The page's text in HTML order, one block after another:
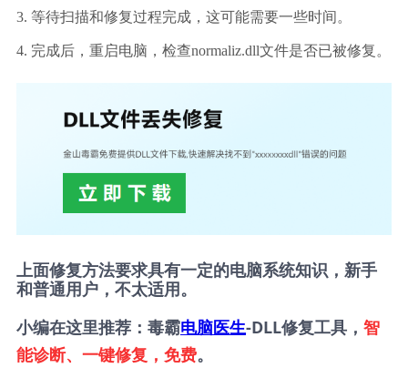
3. 等待扫描和修复过程完成，这可能需要一些时间。
4. 完成后，重启电脑，检查normaliz.dll文件是否已被修复。
上面修复方法要求具有一定的电脑系统知识，新手
和普通用户，不太适用。
小编在这里推荐：毒霸电脑医生-DLL修复工具， 智
能诊断、一键修复，免费。